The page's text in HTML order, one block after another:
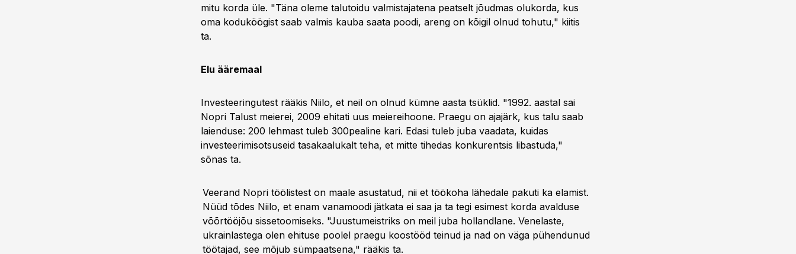
mitu korda üle. "Täna oleme talutoidu valmistajatena peatselt jõudmas olukorda, kus
oma koduköögist saab valmis kauba saata poodi, areng on kõigil olnud tohutu," kiitis
ta.
Elu ääremaal
Investeeringutest rääkis Niilo, et neil on olnud kümne aasta tsüklid. "1992. aastal sai
Nopri Talust meierei, 2009 ehitati uus meiereihoone. Praegu on ajajärk, kus talu saab
laienduse: 200 lehmast tuleb 300pealine kari. Edasi tuleb juba vaadata, kuidas
investeerimisotsuseid tasakaalukalt teha, et mitte tihedas konkurentsis libastuda,"
sõnas ta.
Veerand Nopri töölistest on maale asustatud, nii et töökoha lähedale pakuti ka elamist.
Nüüd tõdes Niilo, et enam vanamoodi jätkata ei saa ja ta tegi esimest korda avalduse
võõrtööjõu sissetoomiseks. "Juustumeistriks on meil juba hollandlane. Venelaste,
ukrainlastega olen ehituse poolel praegu koostööd teinud ja nad on väga pühendunud
töötajad, see mõjub sümpaatsena," rääkis ta.